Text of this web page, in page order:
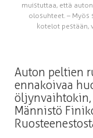
muistuttaa, että
olosuhteet. – Myös
kotelot pestään,
Auton peltien
ennakoivaa
Männistö